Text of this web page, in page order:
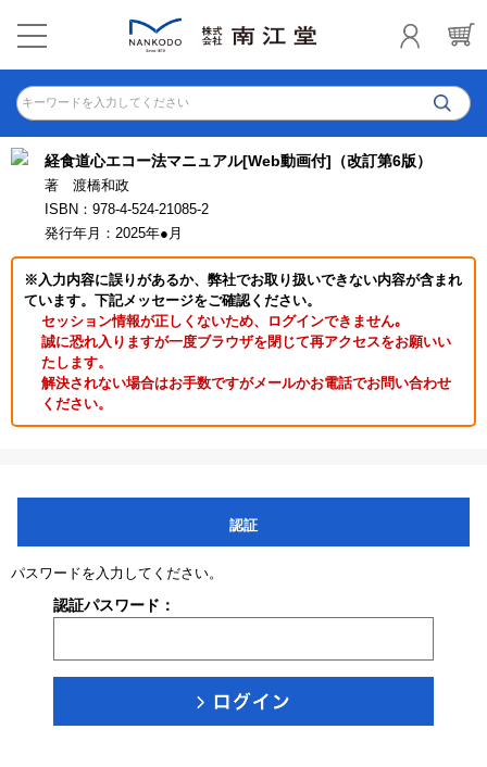
キーワードを入力してください
経食道心エコー法マニュアル[Web動画付]（改訂第6版）
著 渡橋和政
ISBN：978-4-524-21085-2
発行年月：2025年●月
※入力内容に誤りがあるか、弊社でお取り扱いできない内容が含まれ
ています。下記メッセージをご確認ください。
セッション情報が正しくないため、ログインできません｡
誠に恐れ入りますが一度ブラウザを閉じて再アクセスをお願いい
たします。
解決されない場合はお手数ですがメールかお電話でお問い合わせ
ください。
認証
パスワードを入力してください。
認証パスワード：